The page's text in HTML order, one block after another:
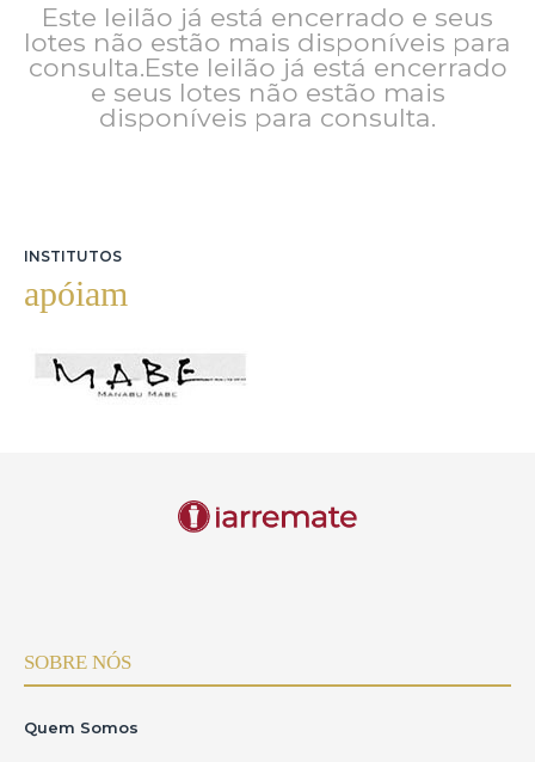
Este leilão já está encerrado e seus
lotes não estão mais disponíveis para
consulta.Este leilão já está encerrado
e seus lotes não estão mais
disponíveis para consulta.
INSTITUTOS
apóiam
SOBRE NÓS
Quem Somos